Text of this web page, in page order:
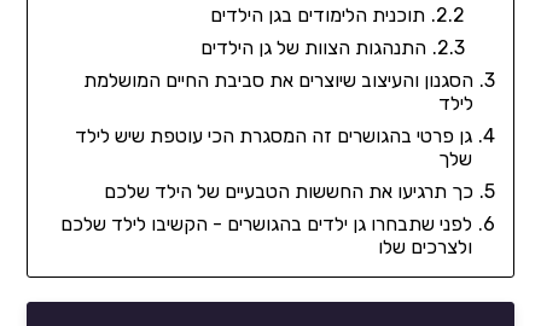
תוכנית הלימודים בגן הילדים
התנהגות הצוות של גן הילדים
הסגנון והעיצוב שיוצרים את סביבת החיים המושלמת
לילד
גן פרטי בהגושרים זה המסגרת הכי עוטפת שיש לילד
שלך
כך תרגיעו את החששות הטבעיים של הילד שלכם
לפני שתבחרו גן ילדים בהגושרים - הקשיבו לילד שלכם
ולצרכים שלו